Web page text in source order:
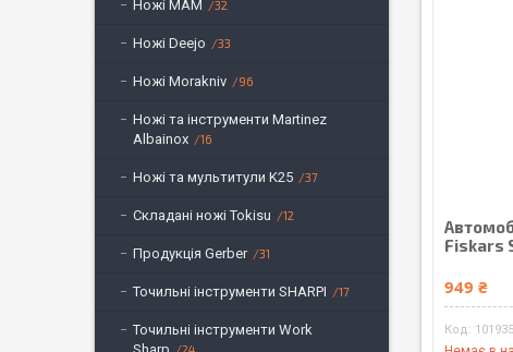
Fiskars
949 ₴
Ножі MAM 32
Ножі Deejo 33
Ножі Morakniv 96
Ножі та інструменти Martinez
Albainox
16
Ножі та мультитули K25 37
Складані ножі Tokisu 12
Продукція Gerber 31
Точильні інструменти SHARPI 17
Точильні інструменти Work